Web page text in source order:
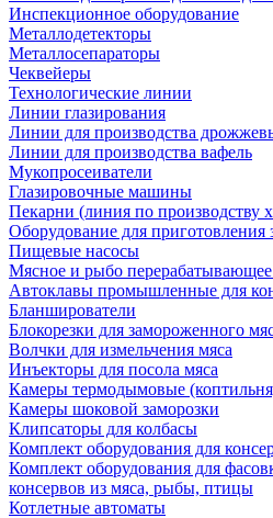
Инспекционное оборудование
Металлодетекторы
Металлосепараторы
Чеквейеры
Технологические линии
Линии глазирования
Линии для производства
Линии для производства вафель
Мукопросеиватели
Глазировочные машины
Пекарни (линия по производству
Оборудование для приготовления
Пищевые насосы
Мясное и рыбо перерабатывающее
Автоклавы промышленные для
Бланширователи
Блокорезки для замороженного
Волчки для измельчения мяса
Инъекторы для посола мяса
Камеры термодымовые
Камеры шоковой заморозки
Клипсаторы для колбасы
Комплект оборудования для
Комплект оборудования для
консервов из мяса, рыбы, птицы
Котлетные автоматы